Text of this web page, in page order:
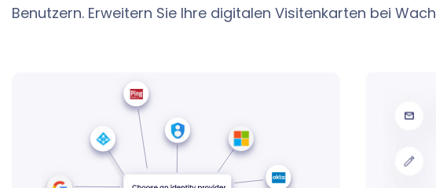
Benutzern. Erweitern Sie Ihre digitalen Visitenkarten bei